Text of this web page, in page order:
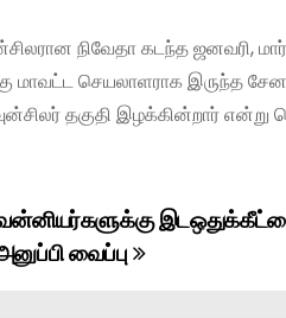
நிவேதா கடந்த ஜனவரி,
செயலாளராக இருந்த
தகுதி இழக்கின்றார் என்று
வைப்பு